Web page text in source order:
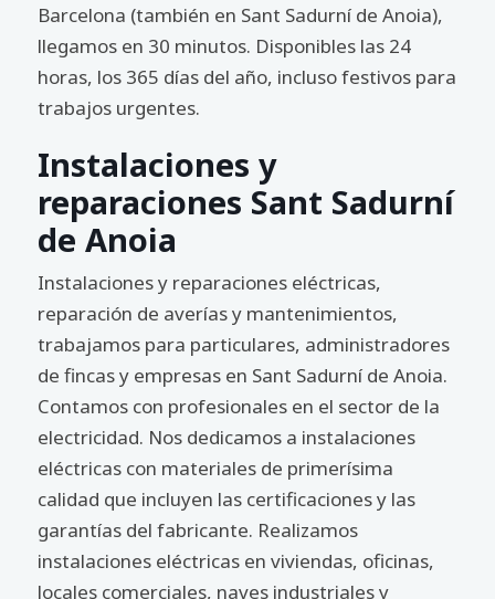
Barcelona (también en Sant Sadurní de Anoia),
llegamos en 30 minutos. Disponibles las 24
horas, los 365 días del año, incluso festivos para
trabajos urgentes.
Instalaciones y
reparaciones Sant Sadurní
de Anoia
Instalaciones y reparaciones eléctricas,
reparación de averías y mantenimientos,
trabajamos para particulares, administradores
de fincas y empresas en Sant Sadurní de Anoia.
Contamos con profesionales en el sector de la
electricidad. Nos dedicamos a instalaciones
eléctricas con materiales de primerísima
calidad que incluyen las certificaciones y las
garantías del fabricante. Realizamos
instalaciones eléctricas en viviendas, oficinas,
locales comerciales, naves industriales y